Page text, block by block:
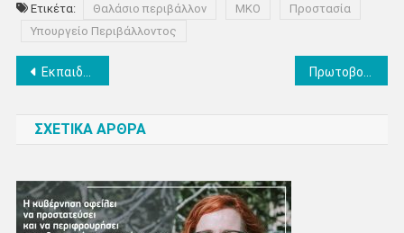
Ετικέτα: Θαλάσιο περιβάλλον ΜΚΟ
Προστασία
Υπουργείο Περιβάλλοντος
Πλοήγηση
Εκπαιδευτικό πρόγραμμα αγωγής υγείας: «Υγιεινή κατά την Έμμηνο Ρύση» στη Δημοτική Βιβλιοθήκη Κατερίνης
ΣΧΕΤΙΚΑ ΑΡΘΡΑ